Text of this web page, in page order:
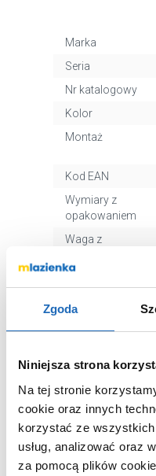
Zgoda
Niniejsza strona
Na tej stronie
cookie oraz innych
korzystać ze
usług, analizować oraz
za pomocą plików
Marka
Seria
Nr katalogowy
Kolor
Montaż
Kod EAN
Wymiary z
opakowaniem
Waga z
KUPOWANE Z